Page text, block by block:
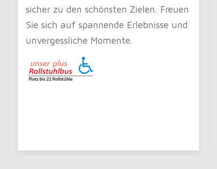
sicher zu den schönsten Zielen. Freuen
Sie sich auf spannende Erlebnisse und
unvergessliche Momente.